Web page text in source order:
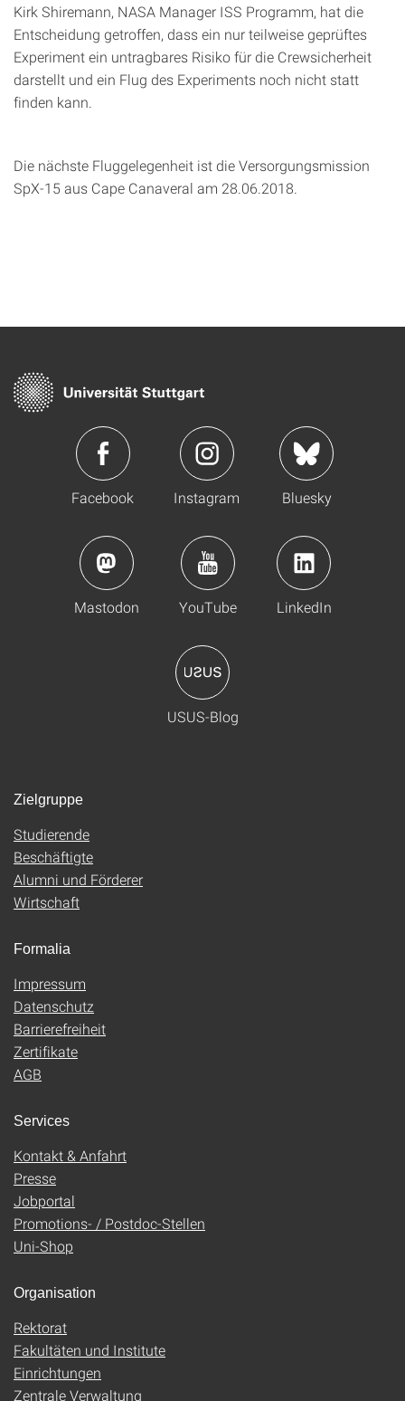
Kirk Shiremann, NASA Manager ISS Programm, hat die
Entscheidung getroffen, dass ein nur teilweise geprüftes
Experiment ein untragbares Risiko für die Crewsicherheit
darstellt und ein Flug des Experiments noch nicht statt
finden kann.
Die nächste Fluggelegenheit ist die Versorgungsmission
SpX-15 aus Cape Canaveral am 28.06.2018.
Facebook Instagram Bluesky
Mastodon YouTube LinkedIn
USUS-Blog
Zielgruppe
Studierende
Beschäftigte
Alumni und Förderer
Wirtschaft
Formalia
Impressum
Datenschutz
Barrierefreiheit
Zertifikate
AGB
Services
Kontakt & Anfahrt
Presse
Jobportal
Promotions- / Postdoc-Stellen
Uni-Shop
Organisation
Rektorat
Fakultäten und Institute
Einrichtungen
Zentrale Verwaltung